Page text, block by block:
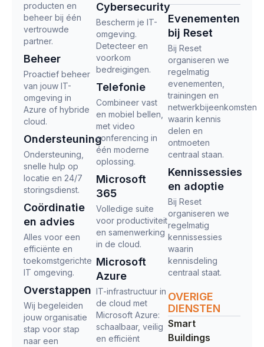
producten en
beheer bij één
vertrouwde
partner.
Beheer
Proactief beheer
van jouw IT-
omgeving in
Azure of hybride
cloud.
Ondersteuning
Ondersteuning,
snelle hulp op
locatie en 24/7
storingsdienst.
Coördinatie
en advies
Alles voor een
efficiënte en
toekomstgerichte
IT omgeving.
Overstappen
Wij begeleiden
jouw organisatie
stap voor stap
naar een
Cybersecurity
Bescherm je IT-
omgeving.
Detecteer en
voorkom
bedreigingen.
Telefonie
Combineer vast
en mobiel bellen,
met video
conferencing in
één moderne
oplossing.
Microsoft
365
Volledige suite
voor productiviteit
en samenwerking
in de cloud.
Microsoft
Azure
IT-infrastructuur in
de cloud met
Microsoft Azure:
schaalbaar, veilig
en efficiënt
Evenementen
bij Reset
Bij Reset
organiseren we
regelmatig
evenementen,
trainingen en
netwerkbijeenkomsten
waarin kennis
delen en
ontmoeten
centraal staan.
Kennissessies
en adoptie
Bij Reset
organiseren we
regelmatig
kennissessies
waarin
kennisdeling
centraal staat.
OVERIGE
DIENSTEN
Smart
Buildings